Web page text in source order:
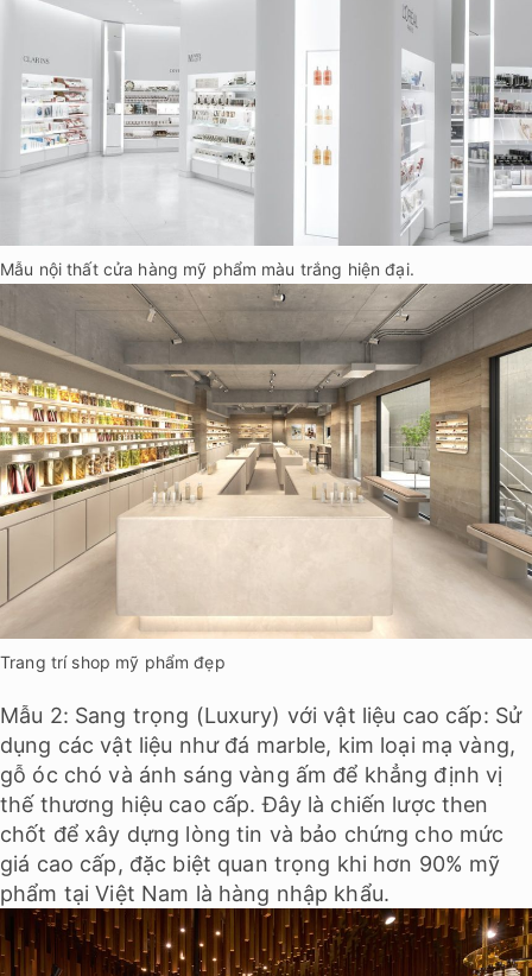
Mẫu nội thất cửa hàng mỹ phẩm màu trắng hiện đại.
Trang trí shop mỹ phẩm đẹp
Mẫu 2: Sang trọng (Luxury) với vật liệu cao cấp: Sử
dụng các vật liệu như đá marble, kim loại mạ vàng,
gỗ óc chó và ánh sáng vàng ấm để khẳng định vị
thế thương hiệu cao cấp. Đây là chiến lược then
chốt để xây dựng lòng tin và bảo chứng cho mức
giá cao cấp, đặc biệt quan trọng khi hơn 90% mỹ
phẩm tại Việt Nam là hàng nhập khẩu.